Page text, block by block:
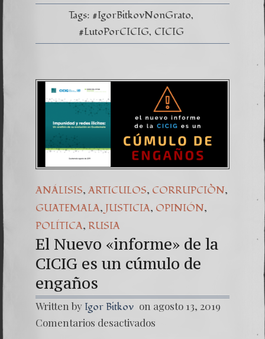
Tags: #IgorBitkovNonGrato
#LutoPorCICIG CICIG
ANÁLISIS, ARTICULOS, CORRUPCIÒN,
GUATEMALA, JUSTICIA, OPINIÓN,
POLÍTICA, RUSIA
El Nuevo «informe» de la
CICIG es un cúmulo de
engaños
Written by Igor Bitkov on agosto 13, 2019
Comentarios desactivados